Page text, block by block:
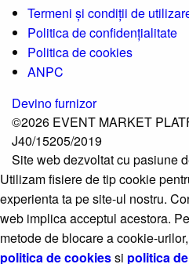
Termeni și condiții de
Politica de confidențialitate
Politica de cookies
ANPC
Devino furnizor
©2026 EVENT MARKET
J40/15205/2019
Site web dezvoltat cu pasiune
Utilizam fisiere de tip cookie
experienta ta pe site-ul nostru.
web implica acceptul acestora.
metode de blocare a cookie-
politica de cookiessi politica